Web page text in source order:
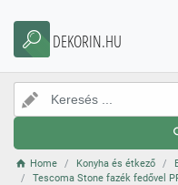
DEKORIN.HU
Home Konyha és étkező
Tescoma Stone fazék fedővel